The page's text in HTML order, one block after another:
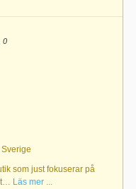
, 0
som just fokuserar på
Läs mer ...